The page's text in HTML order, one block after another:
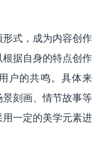
式，成为内容创作
据自身的特点创作
户的共鸣。具体来
刻画、情节故事等
一定的美学元素进